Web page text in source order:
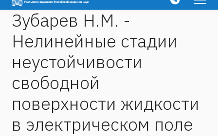
Зубарев Н.М. -
Нелинейные стадии
неустойчивости
свободной
поверхности жидкости
в электрическом поле